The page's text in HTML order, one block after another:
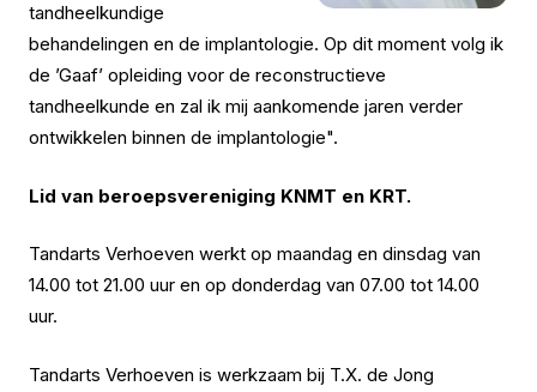
tandheelkundige
behandelingen en de implantologie. Op dit moment volg ik
de ’Gaaf’ opleiding voor de reconstructieve
tandheelkunde en zal ik mij aankomende jaren verder
ontwikkelen binnen de implantologie".
Lid van beroepsvereniging KNMT en KRT.
Tandarts Verhoeven werkt op maandag en dinsdag van
14.00 tot 21.00 uur en op donderdag van 07.00 tot 14.00
uur.
Tandarts Verhoeven is werkzaam bij T.X. de Jong